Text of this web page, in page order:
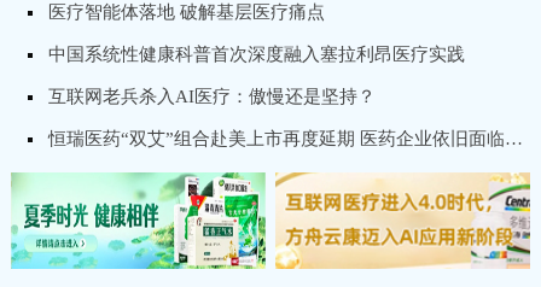
医疗智能体落地 破解基层医疗痛点
中国系统性健康科普首次深度融入塞拉利昂医疗实践
互联网老兵杀入AI医疗：傲慢还是坚持？
恒瑞医药“双艾”组合赴美上市再度延期 医药企业依旧面临出海“获批”难题